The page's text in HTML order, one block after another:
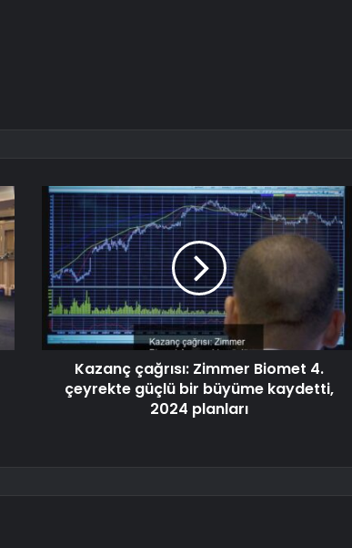
Kazanç çağrısı: Zimmer Biomet 4.
çeyrekte güçlü bir büyüme kaydetti,
2024 planları